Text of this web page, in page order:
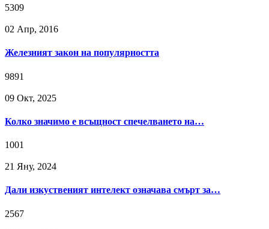
5309
02 Апр, 2016
Железният закон на популярността
9891
09 Окт, 2025
Колко значимо е всъщност спечелването на…
1001
21 Яну, 2024
Дали изкуственият интелект означава смърт за…
2567